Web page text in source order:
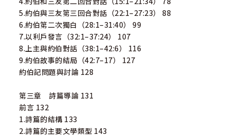
5.約伯與三友第三回合對話（22:1–27:23） 88
6.約伯第二次獨白（28:1–31:40） 99
7.以利戶發言（32:1–37:24） 107
8.上主與約伯對話（38:1–42:6） 116
9.約伯故事的結局（42:7–17） 127
約伯記問題與討論 128
第三章 詩篇導論 131
前言 132
1.詩篇的結構 133
2.詩篇的主要文學類型 143